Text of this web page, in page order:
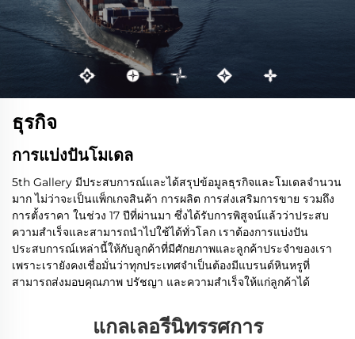
ธุรกิจ
การแบ่งปันโมเดล
5th Gallery มีประสบการณ์และได้สรุปข้อมูลธุรกิจและโมเดลจำนวน
มาก ไม่ว่าจะเป็นแพ็กเกจสินค้า การผลิต การส่งเสริมการขาย รวมถึง
การตั้งราคา ในช่วง 17 ปีที่ผ่านมา ซึ่งได้รับการพิสูจน์แล้วว่าประสบ
ความสำเร็จและสามารถนำไปใช้ได้ทั่วโลก เราต้องการแบ่งปัน
ประสบการณ์เหล่านี้ให้กับลูกค้าที่มีศักยภาพและลูกค้าประจำของเรา
เพราะเรายังคงเชื่อมั่นว่าทุกประเทศจำเป็นต้องมีแบรนด์หินหรูที่
สามารถส่งมอบคุณภาพ ปรัชญา และความสำเร็จให้แก่ลูกค้าได้
แกลเลอรีนิทรรศการ